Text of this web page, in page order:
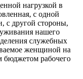
на­грузкой в
с одной
с другой стороны,
нашего
служебных
женщиной на
рабочего